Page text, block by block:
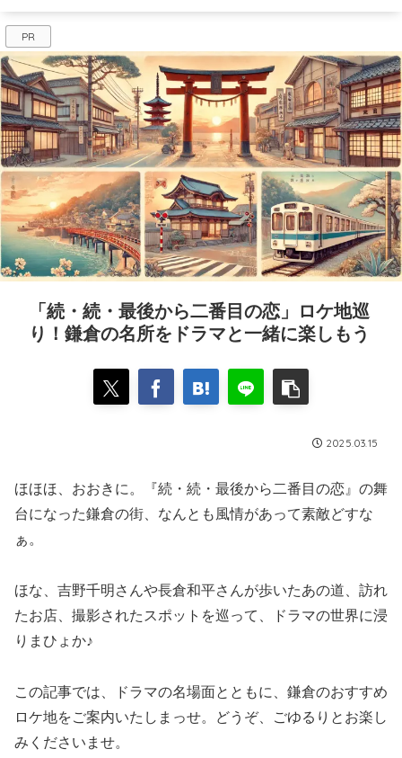
PR
「続・続・最後から二番目の恋」ロケ地巡
り！鎌倉の名所をドラマと一緒に楽しもう
2025.03.15
ほほほ、おおきに。『続・続・最後から二番目の恋』の舞
台になった鎌倉の街、なんとも風情があって素敵どすな
ぁ。
ほな、吉野千明さんや長倉和平さんが歩いたあの道、訪れ
たお店、撮影されたスポットを巡って、ドラマの世界に浸
りまひょか♪
この記事では、ドラマの名場面とともに、鎌倉のおすすめ
ロケ地をご案内いたしまっせ。どうぞ、ごゆるりとお楽し
みくださいませ。